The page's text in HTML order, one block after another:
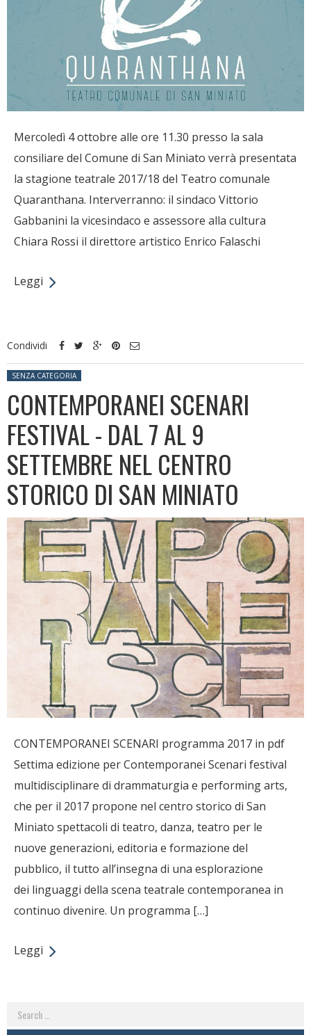
Mercoledì 4 ottobre alle ore 11.30 presso la sala
consiliare del Comune di San Miniato verrà presentata
la stagione teatrale 2017/18 del Teatro comunale
Quaranthana. Interverranno: il sindaco Vittorio
Gabbanini la vicesindaco e assessore alla cultura
Chiara Rossi il direttore artistico Enrico Falaschi
Leggi
Condividi
Posted in:
SENZA CATEGORIA
CONTEMPORANEI SCENARI
FESTIVAL - DAL 7 AL 9
SETTEMBRE NEL CENTRO
STORICO DI SAN MINIATO
CONTEMPORANEI SCENARI programma 2017 in pdf
Settima edizione per Contemporanei Scenari festival
multidisciplinare di drammaturgia e performing arts,
che per il 2017 propone nel centro storico di San
Miniato spettacoli di teatro, danza, teatro per le
nuove generazioni, editoria e formazione del
pubblico, il tutto all’insegna di una esplorazione
dei linguaggi della scena teatrale contemporanea in
continuo divenire. Un programma […]
Leggi
Search